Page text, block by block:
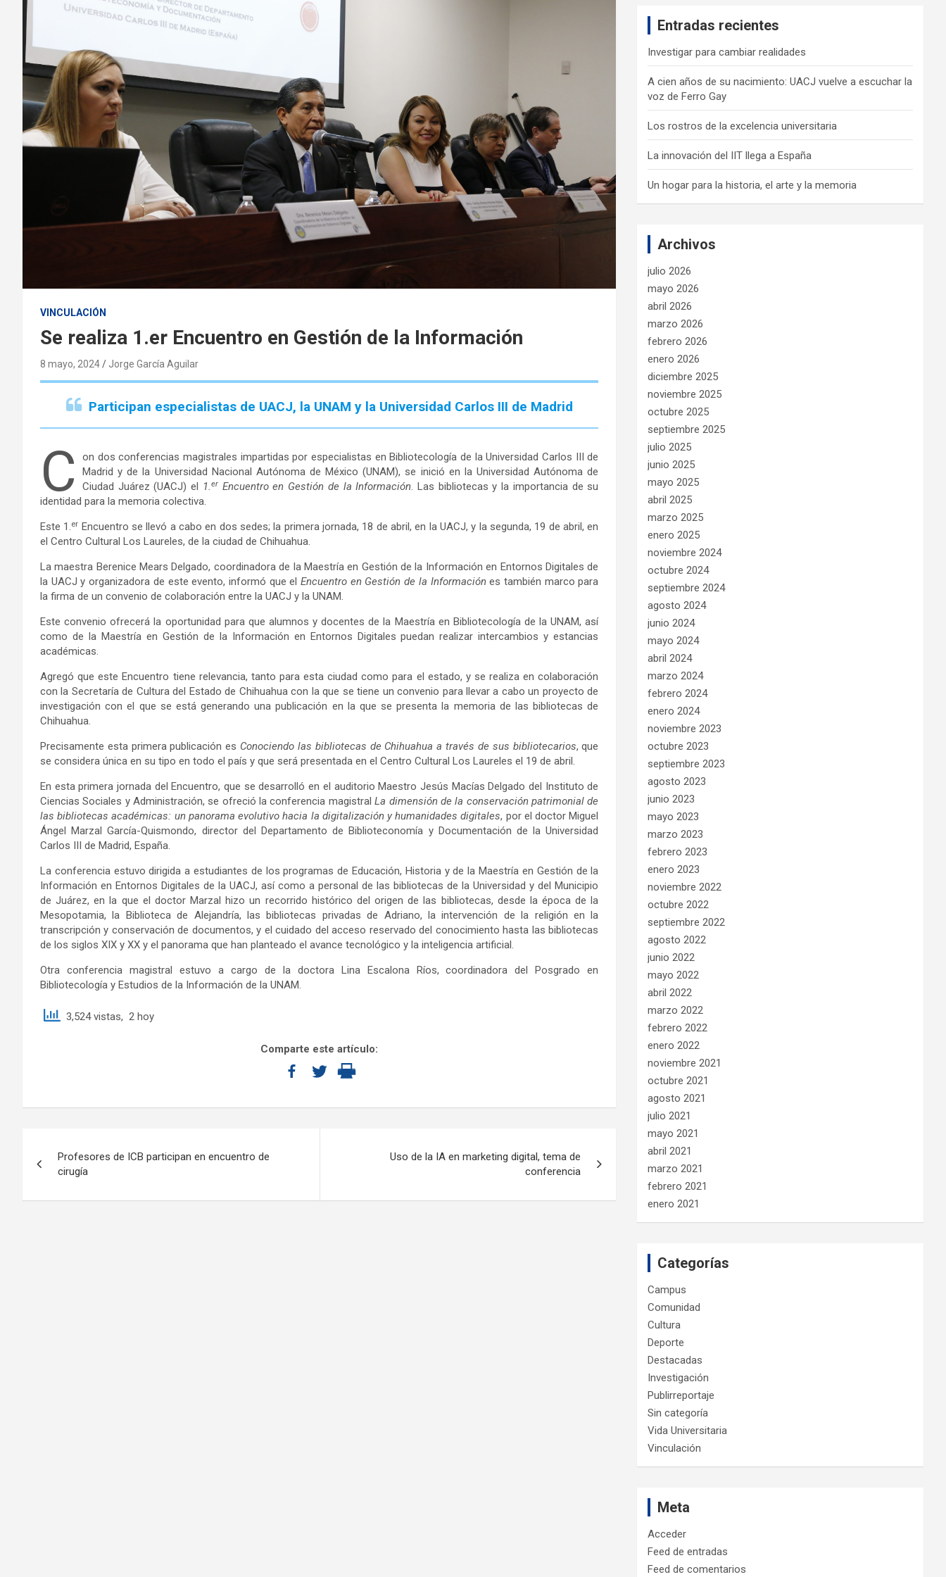
VINCULACIÓN
Se realiza 1.er Encuentro en Gestión de la Información
8 mayo, 2024 Jorge García Aguilar
Participan especialistas de UACJ, la UNAM y la Universidad Carlos III de Madrid
C
on dos conferencias magistrales impartidas por especialistas en Bibliotecología de la Universidad Carlos III de
Madrid y de la Universidad Nacional Autónoma de México (UNAM), se inició en la Universidad Autónoma de
Ciudad Juárez (UACJ) el
1.erEncuentro en Gestión de la Información. Las bibliotecas y la importancia de su
identidad para la memoria colectiva.
Este 1.er Encuentro se llevó a cabo en dos sedes; la primera jornada, 18 de abril, en la UACJ, y la segunda, 19 de abril, en
el Centro Cultural Los Laureles, de la ciudad de Chihuahua.
La maestra Berenice Mears Delgado, coordinadora de la Maestría en Gestión de la Información en Entornos Digitales de
la UACJ y organizadora de este evento, informó que elEncuentro en Gestión de la Informaciónes también marco para
la firma de un convenio de colaboración entre la UACJ y la UNAM.
Este convenio ofrecerá la oportunidad para que alumnos y docentes de la Maestría en Bibliotecología de la UNAM, así
como de la Maestría en Gestión de la Información en Entornos Digitales puedan realizar intercambios y estancias
académicas.
Agregó que este Encuentro tiene relevancia, tanto para esta ciudad como para el estado, y se realiza en colaboración
con la Secretaría de Cultura del Estado de Chihuahua con la que se tiene un convenio para llevar a cabo un proyecto de
investigación con el que se está generando una publicación en la que se presenta la memoria de las bibliotecas de
Chihuahua.
Precisamente esta primera publicación es Conociendo las bibliotecas de Chihuahua a través de sus bibliotecarios, que
se considera única en su tipo en todo el país y que será presentada en el Centro Cultural Los Laureles el 19 de abril.
En esta primera jornada del Encuentro, que se desarrolló en el auditorio Maestro Jesús Macías Delgado del Instituto de
Ciencias Sociales y Administración, se ofreció la conferencia magistralLa dimensión de la conservación patrimonial de
las bibliotecas académicas: un panorama evolutivo hacia la digitalización y humanidades digitales, por el doctor Miguel
Ángel Marzal García-Quismondo, director del Departamento de Biblioteconomía y Documentación de la Universidad
Carlos III de Madrid, España.
La conferencia estuvo dirigida a estudiantes de los programas de Educación, Historia y de la Maestría en Gestión de la
Información en Entornos Digitales de la UACJ, así como a personal de las bibliotecas de la Universidad y del Municipio
de Juárez, en la que el doctor Marzal hizo un recorrido histórico del origen de las bibliotecas, desde la época de la
Mesopotamia, la Biblioteca de Alejandría, las bibliotecas privadas de Adriano, la intervención de la religión en la
transcripción y conservación de documentos, y el cuidado del acceso reservado del conocimiento hasta las bibliotecas
de los siglos XIX y XX y el panorama que han planteado el avance tecnológico y la inteligencia artificial.
Otra conferencia magistral estuvo a cargo de la doctora Lina Escalona Ríos, coordinadora del Posgrado en
Bibliotecología y Estudios de la Información de la UNAM.
3,524 vistas, 2 hoy
Comparte este artículo:
Profesores de ICB participan en encuentro de
cirugía
Uso de la IA en marketing digital, tema de
conferencia
Entradas recientes
Investigar para cambiar realidades
A cien años de su nacimiento: UACJ vuelve a escuchar la
voz de Ferro Gay
Los rostros de la excelencia universitaria
La innovación del IIT llega a España
Un hogar para la historia, el arte y la memoria
Archivos
julio 2026
mayo 2026
abril 2026
marzo 2026
febrero 2026
enero 2026
diciembre 2025
noviembre 2025
octubre 2025
septiembre 2025
julio 2025
junio 2025
mayo 2025
abril 2025
marzo 2025
enero 2025
noviembre 2024
octubre 2024
septiembre 2024
agosto 2024
junio 2024
mayo 2024
abril 2024
marzo 2024
febrero 2024
enero 2024
noviembre 2023
octubre 2023
septiembre 2023
agosto 2023
junio 2023
mayo 2023
marzo 2023
febrero 2023
enero 2023
noviembre 2022
octubre 2022
septiembre 2022
agosto 2022
junio 2022
mayo 2022
abril 2022
marzo 2022
febrero 2022
enero 2022
noviembre 2021
octubre 2021
agosto 2021
julio 2021
mayo 2021
abril 2021
marzo 2021
febrero 2021
enero 2021
Categorías
Campus
Comunidad
Cultura
Deporte
Destacadas
Investigación
Publirreportaje
Sin categoría
Vida Universitaria
Vinculación
Meta
Acceder
Feed de entradas
Feed de comentarios